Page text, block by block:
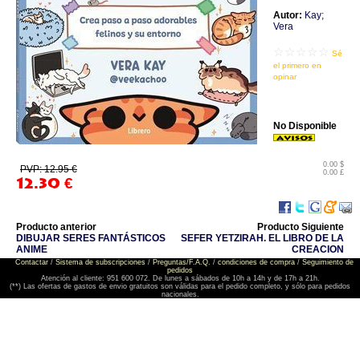
Autor: Kay;
Vera
Sé
el primero en
opinar
PVP: 12.95 €
12.30 €
0.00 $
0.00 £
No Disponible
Producto anterior
DIBUJAR SERES FANTÁSTICOS
ANIME
Producto Siguiente
SEFER YETZIRAH. EL LIBRO DE LA
CREACION
Contactar/ Sistema de subscripciones/ Preguntas/F.A.Q. / condiciones de compra/ Seguimiento de
pedidos
Atención al cliente: 951 600 072. De lunes a sábados de 10h a 14h y de 17h a 21h.
(**) Las ofertas de gastos de envio gratuitos son válidas para el pedido completo, y sólo para pedidos
nacionales.